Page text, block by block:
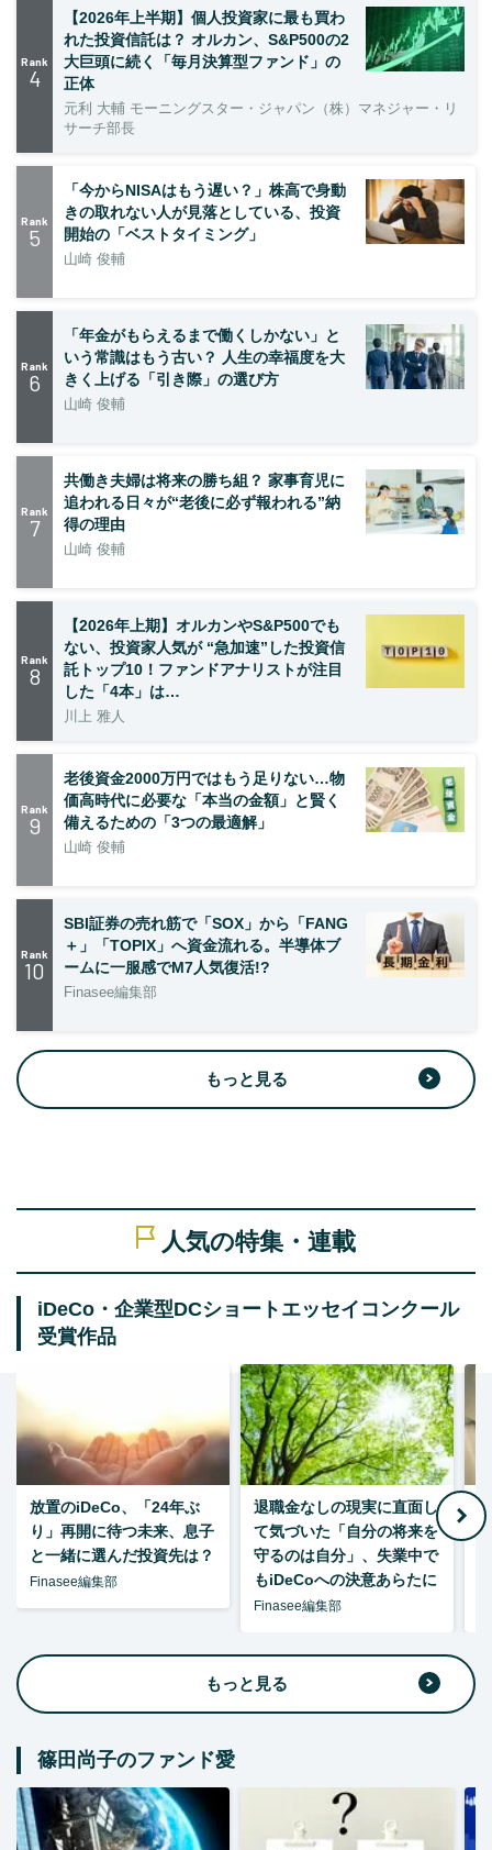
Rank
4
【2026年上半期】個人投資家に最も買わ
れた投資信託は？ オルカン、S&P500の2
大巨頭に続く「毎月決算型ファンド」の
正体
元利 大輔 モーニングスター・ジャパン（株）マネジャー・リ
サーチ部長
Rank
5
「今からNISAはもう遅い？」株高で身動
きの取れない人が見落としている、投資
開始の「ベストタイミング」
山崎 俊輔
Rank
6
「年金がもらえるまで働くしかない」と
いう常識はもう古い？ 人生の幸福度を大
きく上げる「引き際」の選び方
山崎 俊輔
Rank
7
共働き夫婦は将来の勝ち組？ 家事育児に
追われる日々が“老後に必ず報われる”納
得の理由
山崎 俊輔
Rank
8
【2026年上期】オルカンやS&P500でも
ない、投資家人気が “急加速”した投資信
託トップ10！ファンドアナリストが注目
した「4本」は…
川上 雅人
Rank
9
老後資金2000万円ではもう足りない…物
価高時代に必要な「本当の金額」と賢く
備えるための「3つの最適解」
山崎 俊輔
Rank
10
SBI証券の売れ筋で「SOX」から「FANG
＋」「TOPIX」へ資金流れる。半導体ブ
ームに一服感でM7人気復活!?
Finasee編集部
もっと見る
人気の特集・連載
iDeCo・企業型DCショートエッセイコンクール
受賞作品
放置のiDeCo、「24年ぶ
り」再開に待つ未来、息子
と一緒に選んだ投資先は？
Finasee編集部
退職金なしの現実に直面し
て気づいた「自分の将来を
守るのは自分」、失業中で
もiDeCoへの決意あらたに
Finasee編集部
もっと見る
篠田尚子のファンド愛